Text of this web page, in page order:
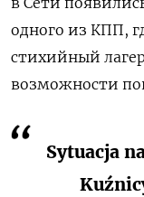
одного из КПП,
стихийный
возможности
Sytuacja